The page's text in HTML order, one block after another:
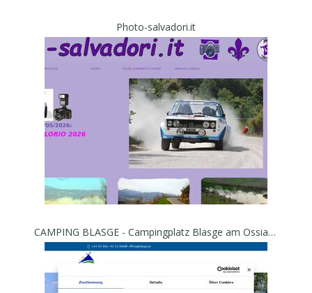
Photo-salvadori.it
CAMPING BLASGE - Campingplatz Blasge am Ossiacher See – Urlaub direkt am Ossiacher See